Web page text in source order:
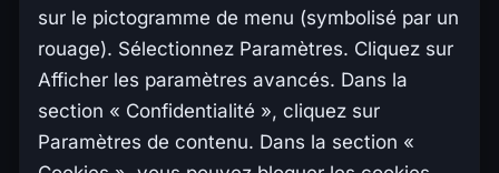
sur le pictogramme de menu (symbolisé par un
rouage). Sélectionnez Paramètres. Cliquez sur
Afficher les paramètres avancés. Dans la
section « Confidentialité », cliquez sur
Paramètres de contenu. Dans la section «